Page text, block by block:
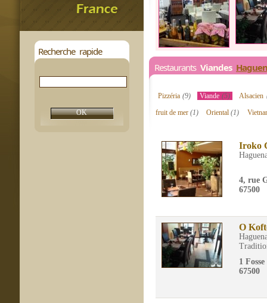
Recherche rapide
Restaurants Viandes
Pizzéria(9) Viande(5) Alsacien
fruit de mer (1) Oriental(1)
Iroko
4, rue
67500
O
1
67500